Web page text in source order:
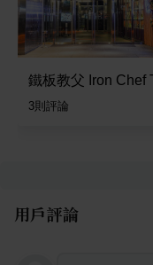
鐵板教父 Iron Chef
3則評論
用戶評論